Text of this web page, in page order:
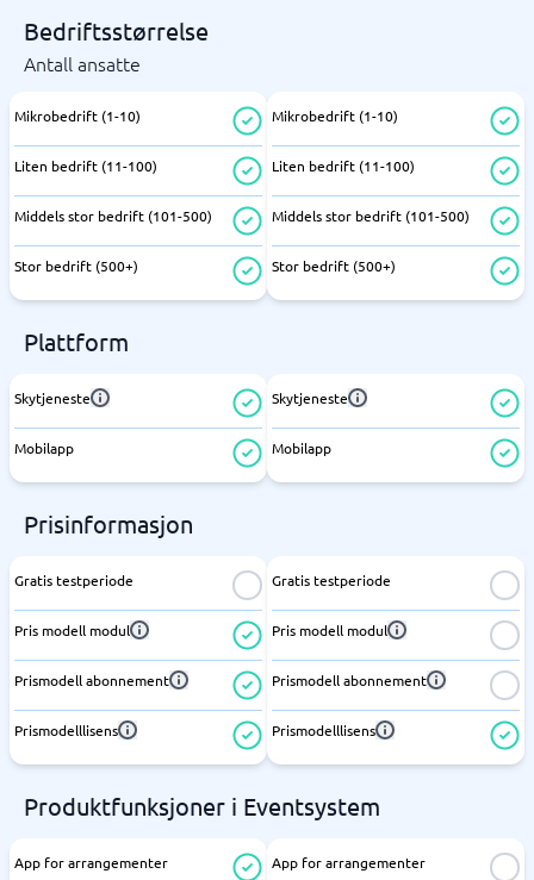
Bedriftsstørrelse
Antall ansatte
Mikrobedrift (1-10)
Liten bedrift (11-100)
Middels stor bedrift (101-500)
Stor bedrift (500+)
Mikrobedrift (1-10)
Liten bedrift (11-100)
Middels stor bedrift (101-500)
Stor bedrift (500+)
Plattform
Skytjeneste
Mobilapp
Skytjeneste
Mobilapp
Prisinformasjon
Gratis testperiode
Pris modell modul
Prismodell abonnement
Prismodelllisens
Gratis testperiode
Pris modell modul
Prismodell abonnement
Prismodelllisens
Produktfunksjoner i Eventsystem
App for arrangementer App for arrangementer